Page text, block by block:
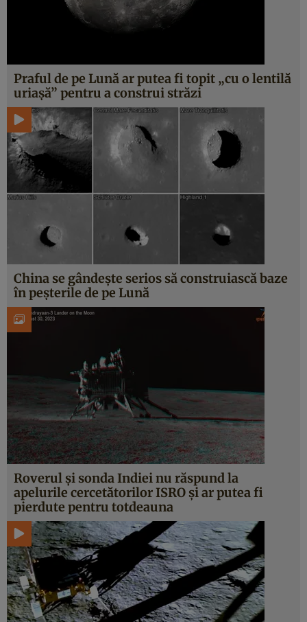
Praful de pe Lună ar putea fi topit „cu o lentilă
uriașă” pentru a construi străzi
China se gândește serios să construiască baze
în peșterile de pe Lună
Roverul și sonda Indiei nu răspund la
apelurile cercetătorilor ISRO și ar putea fi
pierdute pentru totdeauna